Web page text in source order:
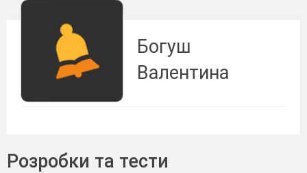
Богуш
Валентина
Розробки та тести